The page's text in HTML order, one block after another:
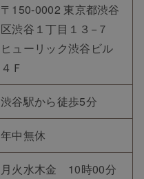
〒150-0002 東京都渋谷
区渋谷１丁目１３−７
ヒューリック渋谷ビル
４Ｆ
渋谷駅から徒歩5分
年中無休
月火水木金 10時00分